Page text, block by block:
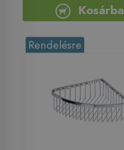
Kosárba
Rendelésre